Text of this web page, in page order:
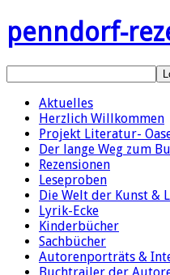
penndorf-
Aktuelles
Herzlich Willkommen
Projekt Literatur-
Der lange Weg zum
Rezensionen
Leseproben
Die Welt der Kunst &
Lyrik-Ecke
Kinderbücher
Sachbücher
Autorenporträts &